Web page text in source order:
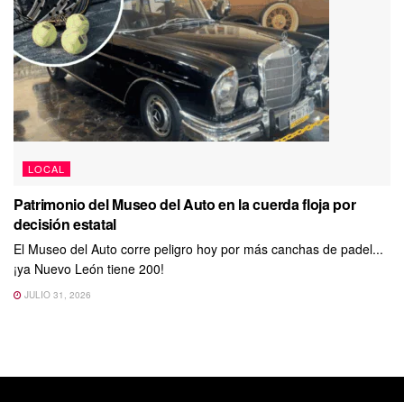
LOCAL
Patrimonio del Museo del Auto en la cuerda floja por
decisión estatal
El Museo del Auto corre peligro hoy por más canchas de padel...
¡ya Nuevo León tiene 200!
JULIO 31, 2026